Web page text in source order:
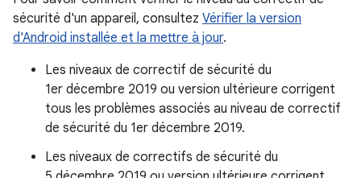
sécurité d'un appareil, consultez Vérifier la version
d'Android installée et la mettre à jour.
Les niveaux de correctif de sécurité du
1er décembre 2019 ou version ultérieure corrigent
tous les problèmes associés au niveau de correctif
de sécurité du 1er décembre 2019.
Les niveaux de correctifs de sécurité du